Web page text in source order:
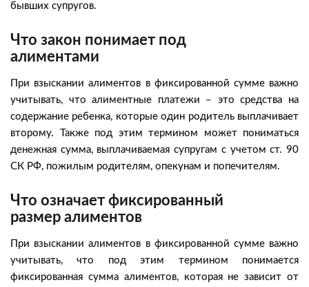
бывших супругов.
Что закон понимает под
алиментами
При взыскании алиментов в фиксированной сумме важно
учитывать, что алиментные платежи – это средства на
содержание ребенка, которые один родитель выплачивает
второму. Также под этим термином может пониматься
денежная сумма, выплачиваемая супругам с учетом ст. 90
СК РФ, пожилым родителям, опекунам и попечителям.
Что означает фиксированный
размер алиментов
При взыскании алиментов в фиксированной сумме важно
учитывать, что под этим термином понимается
фиксированная сумма алиментов, которая не зависит от